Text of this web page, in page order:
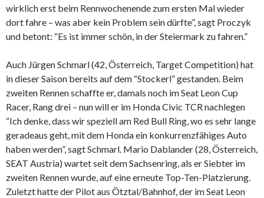
wirklich erst beim Rennwochenende zum ersten Mal wieder
dort fahre – was aber kein Problem sein dürfte”, sagt Proczyk
und betont: “Es ist immer schön, in der Steiermark zu fahren.”
Auch Jürgen Schmarl (42, Österreich, Target Competition) hat
in dieser Saison bereits auf dem “Stockerl” gestanden. Beim
zweiten Rennen schaffte er, damals noch im Seat Leon Cup
Racer, Rang drei – nun will er im Honda Civic TCR nachlegen
“Ich denke, dass wir speziell am Red Bull Ring, wo es sehr lange
geradeaus geht, mit dem Honda ein konkurrenzfähiges Auto
haben werden”, sagt Schmarl. Mario Dablander (28, Österreich,
SEAT Austria) wartet seit dem Sachsenring, als er Siebter im
zweiten Rennen wurde, auf eine erneute Top-Ten-Platzierung.
Zuletzt hatte der Pilot aus Ötztal/Bahnhof, der im Seat Leon